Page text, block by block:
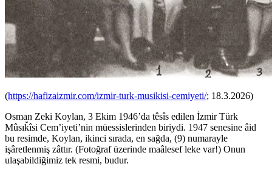
(https://hafizaizmir.com/izmir-turk-musikisi-cemiyeti/; 18.3.2026)
Osman Zeki Koylan, 3 Ekim 1946’da têsîs edilen İzmir Türk
Mûsık̆îsi Cem’iyeti’nin müessislerinden biriydi. 1947 senesine âid
bu resimde, Koylan, ikinci sırada, en sağda, (9) numarayle
işâretlenmiş zâttır. (Fotoğraf üzerinde maâlesef leke var!) Onun
ulaşabildiğimiz tek resmi, budur.